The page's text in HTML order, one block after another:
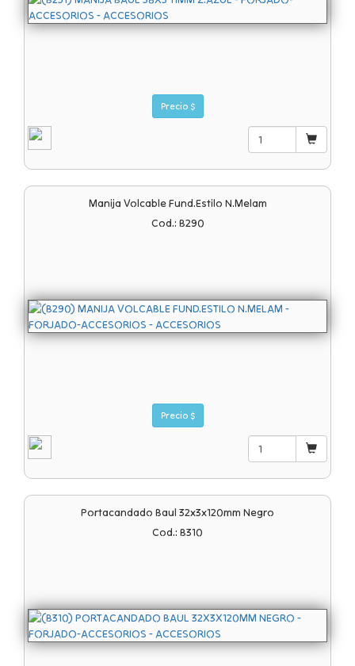
Precio $
Manija Volcable Fund.estilo N.melam
Cod.: B290
Precio $
Portacandado Baul 32x3x120mm Negro
Cod.: B310